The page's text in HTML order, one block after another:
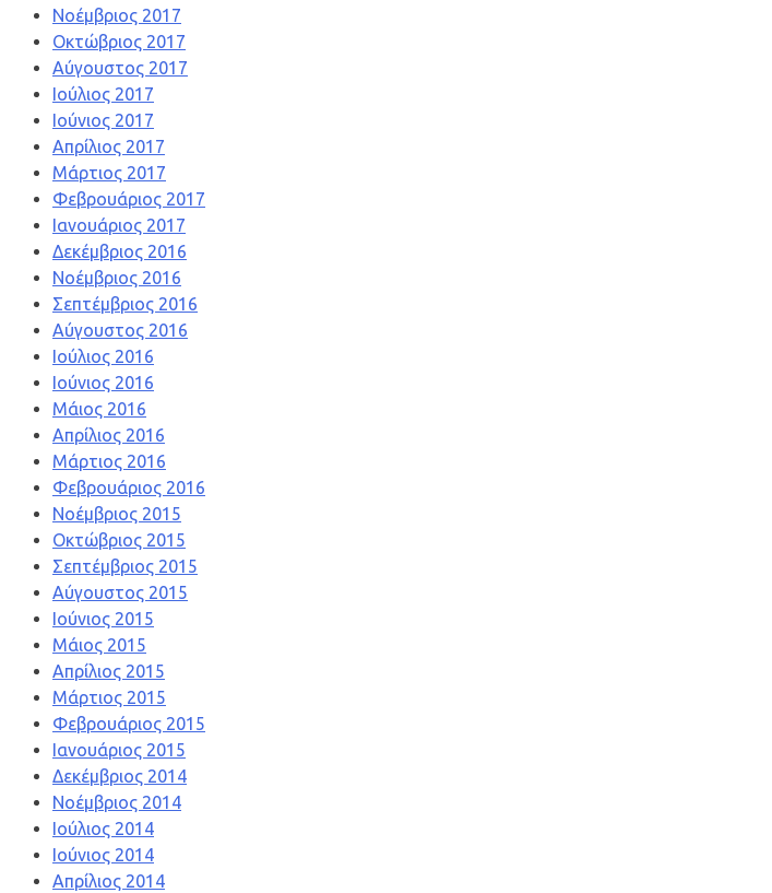
Νοέμβριος 2017
Οκτώβριος 2017
Αύγουστος 2017
Ιούλιος 2017
Ιούνιος 2017
Απρίλιος 2017
Μάρτιος 2017
Φεβρουάριος 2017
Ιανουάριος 2017
Δεκέμβριος 2016
Νοέμβριος 2016
Σεπτέμβριος 2016
Αύγουστος 2016
Ιούλιος 2016
Ιούνιος 2016
Μάιος 2016
Απρίλιος 2016
Μάρτιος 2016
Φεβρουάριος 2016
Νοέμβριος 2015
Οκτώβριος 2015
Σεπτέμβριος 2015
Αύγουστος 2015
Ιούνιος 2015
Μάιος 2015
Απρίλιος 2015
Μάρτιος 2015
Φεβρουάριος 2015
Ιανουάριος 2015
Δεκέμβριος 2014
Νοέμβριος 2014
Ιούλιος 2014
Ιούνιος 2014
Απρίλιος 2014